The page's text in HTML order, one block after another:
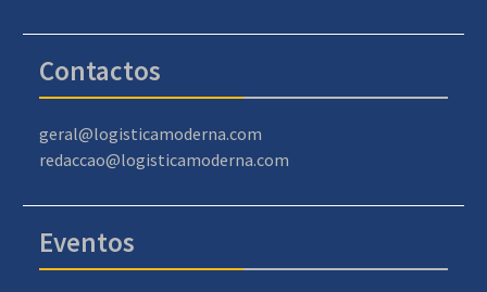
Contactos
geral@logisticamoderna.com
redaccao@logisticamoderna.com
Eventos